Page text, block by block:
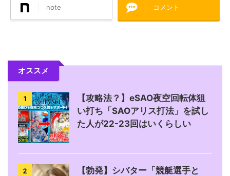
note コメント
オススメ
1
【攻略法？】eSAO夜空回転体狙
い打ち「SAOアリス打法」を試し
た人が22-23回はいくらしい
2
【勃発】シバター「競艇選手と